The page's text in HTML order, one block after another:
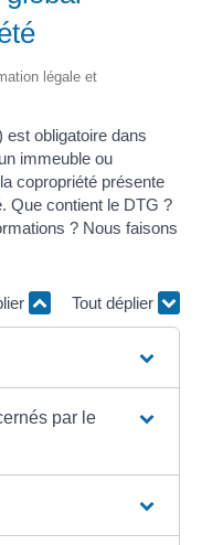
légale et
est obligatoire dans
immeuble ou
copropriété présente
Que contient le DTG ?
? Nous faisons
Tout déplier
par le